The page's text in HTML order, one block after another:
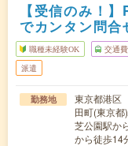
【受信のみ！
でカンタン問合
職種未経験OK 交通
派遣
勤務地
東京都港区
田町(東京
芝公園駅か
から徒歩14